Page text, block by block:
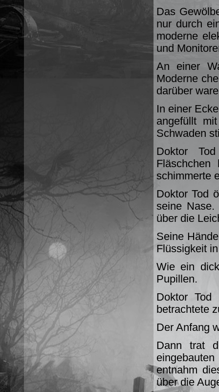
Das
nur durch
moderne
und
An einer
Moderne
darüber
In einer
angefüllt
Schwaden
Doktor
schimmerte
Doktor Tod
seine
über die
Seine
Flüssigkeit
Wie ein
Pupillen.
Doktor
betrachtete
Der Anfang
Dann trat
entnahm
über die